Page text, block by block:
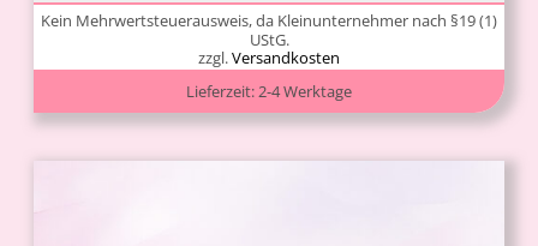
Kein Mehrwertsteuerausweis, da Kleinunternehmer nach §19 (1)
UStG.
zzgl.Versandkosten
Lieferzeit:2-4 Werktage